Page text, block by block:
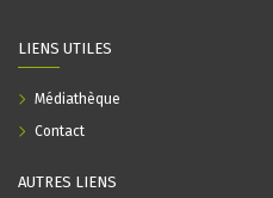
LIENS UTILES
Médiathèque
Contact
AUTRES LIENS